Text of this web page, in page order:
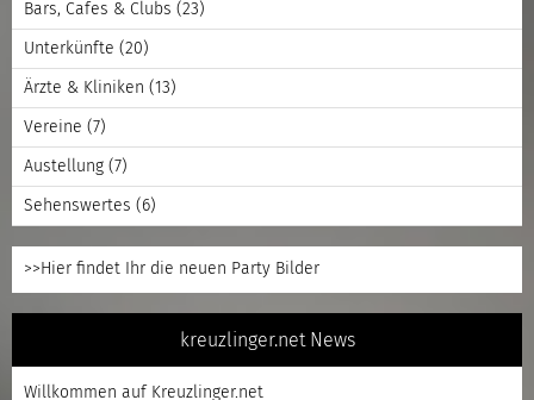
Bars, Cafes & Clubs (23)
Unterkünfte (20)
Ärzte & Kliniken (13)
Vereine (7)
Austellung (7)
Sehenswertes (6)
>>Hier findet Ihr die neuen Party Bilder
kreuzlinger.net News
Willkommen auf Kreuzlinger.net